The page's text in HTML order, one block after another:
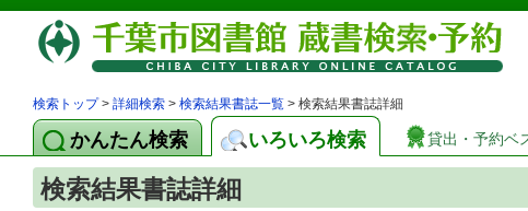
検索トップ> 詳細検索 > 検索結果書誌一覧 > 検索結果書誌詳細
かんたん検索 いろいろ検索 貸出・予約ベ
検索結果書誌詳細